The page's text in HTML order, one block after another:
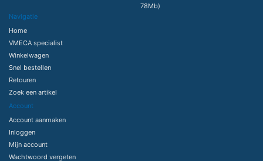
78Mb)
Navigatie
Home
VMECA specialist
Winkelwagen
Snel bestellen
Retouren
Zoek een artikel
Account
Account aanmaken
Inloggen
Mijn account
Wachtwoord vergeten